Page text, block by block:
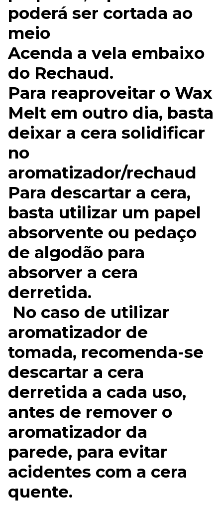
poderá ser cortada ao
meio
Acenda a vela embaixo
do Rechaud.
Para reaproveitar o Wax
Melt em outro dia, basta
deixar a cera solidificar
no
aromatizador/rechaud
Para descartar a cera,
basta utilizar um papel
absorvente ou pedaço
de algodão para
absorver a cera
derretida.
No caso de utilizar
aromatizador de
tomada, recomenda-se
descartar a cera
derretida a cada uso,
antes de remover o
aromatizador da
parede, para evitar
acidentes com a cera
quente.